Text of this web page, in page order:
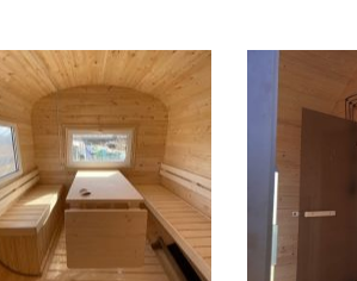
пород, окраска защитным
Supi Sauna Protect или
пород, окраска Тонирующим
защитным прозрачным составом